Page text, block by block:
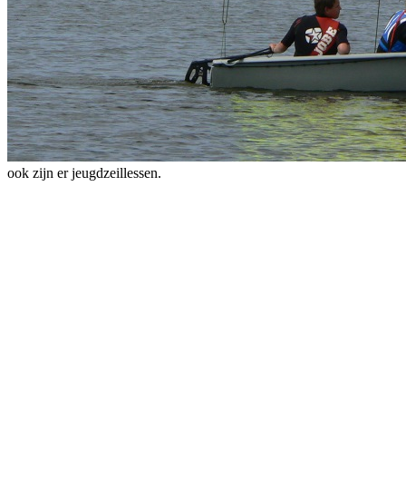
ook zijn er jeugdzeillessen.